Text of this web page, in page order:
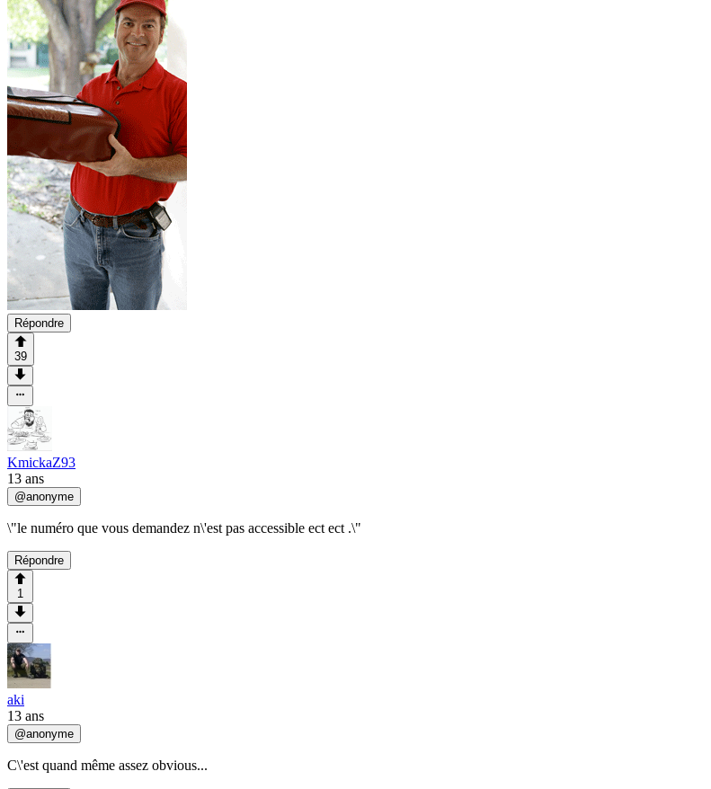
Répondre
39
KmickaZ93
13 ans
@anonyme
\"le numéro que vous demandez n\'est pas accessible ect ect .\"
Répondre
1
aki
13 ans
@anonyme
C\'est quand même assez obvious...